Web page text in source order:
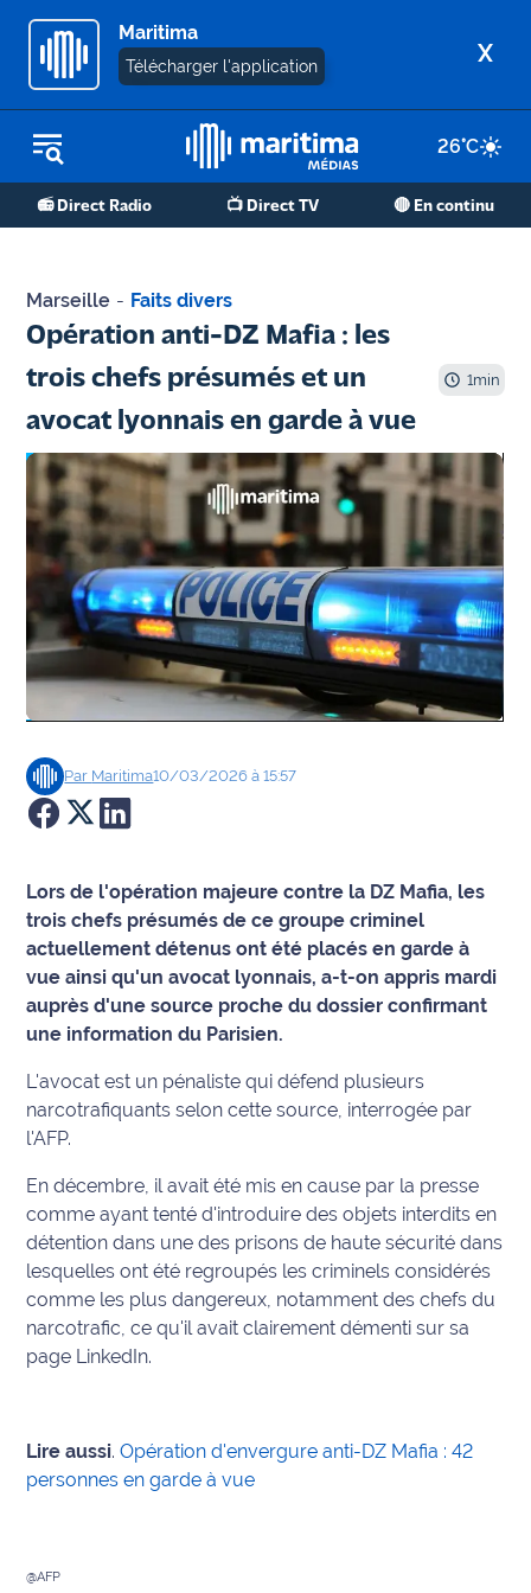
Maritima
Télécharger l'application X
26°C
📻 Direct Radio 📺 Direct TV 🔴 En continu
REPLAY RADIO
REPLAY TV
Martigues
- Etang
de Berre
Marseille
- Aix
OM
Agenda
Faits
Sports
Société
Culture
Économie
Éducation
Emploi
Info
route
Justice
Loisirs
Météo
Politique
Social
Marseille - Faits divers
Opération anti-DZ Mafia : les
trois chefs présumés et un
avocat lyonnais en garde à vue
1min
Par Maritima10/03/2026 à 15:57
Lors de l'opération majeure contre la DZ Mafia, les
trois chefs présumés de ce groupe criminel
actuellement détenus ont été placés en garde à
vue ainsi qu'un avocat lyonnais, a-t-on appris mardi
auprès d'une source proche du dossier confirmant
une information du Parisien.
L'avocat est un pénaliste qui défend plusieurs
narcotrafiquants selon cette source, interrogée par
l'AFP.
En décembre, il avait été mis en cause par la presse
comme ayant tenté d'introduire des objets interdits en
détention dans une des prisons de haute sécurité dans
lesquelles ont été regroupés les criminels considérés
comme les plus dangereux, notamment des chefs du
narcotrafic, ce qu'il avait clairement démenti sur sa
page LinkedIn.
Lire aussi.Opération d'envergure anti-DZ Mafia : 42
personnes en garde à vue
@AFP